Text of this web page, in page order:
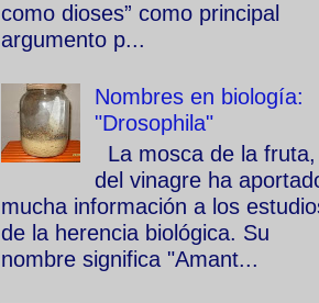
como dioses” como principal
argumento p...
Nombres en biología:
"Drosophila"
La mosca de la
del vinagre ha
mucha información a los
de la herencia biológica. Su
nombre significa "Amant...